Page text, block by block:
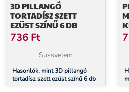
3D PILLANGÓ
TORTADÍSZ SZETT
EZÜST SZÍNŰ 6 DB
736 Ft
Sussvelem
Hasonlók, mint 3D pillangó
tortadísz szett ezüst színű 6 db